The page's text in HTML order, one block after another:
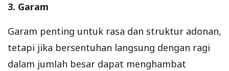
3. Garam
Garam penting untuk rasa dan struktur adonan,
tetapi jika bersentuhan langsung dengan ragi
dalam jumlah besar dapat menghambat